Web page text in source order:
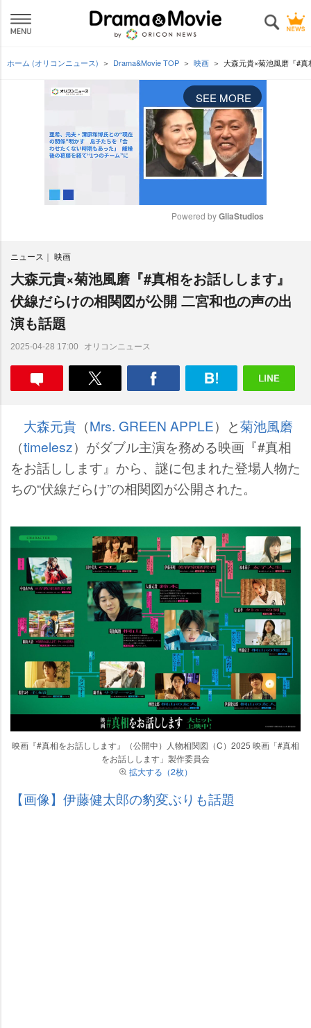
ホーム (オリコンニュース) Drama&Movie TOP 映画 大森元貴×菊池風磨『#
SEE MORE
t
e
Powered by GliaStudios
ニュース 映画
大森元貴×菊池風磨『#真相をお話しします』
伏線だらけの相関図が公開 二宮和也の声の出
演も話題
2025-04-28 17:00 オリコンニュース
大森元貴 （Mrs. GREEN APPLE）と菊池風磨
（timelesz）がダブル主演を務める映画『#真相
をお話しします』から、謎に包まれた登場人物た
ちの“伏線だらけ”の相関図が公開された。
映画『#真相をお話しします』（公開中）人物相関図（C）2025 映画「#真相
をお話しします」製作委員会
拡大する（2枚）
【画像】伊藤健太郎の豹変ぶりも話題